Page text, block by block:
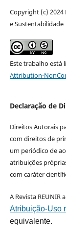
Copyright (c) 2024
e Sustentabilidade
Este trabalho está
Attribution-
Declaração de
Direitos Autorais
com direitos de
um periódico de
atribuições
com caráter
A Revista REUNIR
Atribuição-Uso
equivalente.